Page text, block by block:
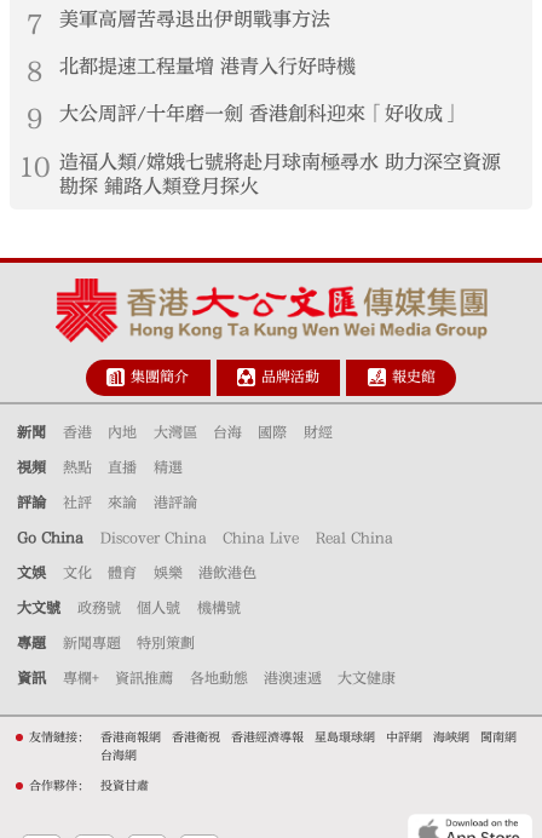
7 美軍高層苦尋退出伊朗戰事方法
8 北都提速工程量增 港青入行好時機
9 大公周評/十年磨一劍 香港創科迎來「好收成」
10 造福人類/嫦娥七號將赴月球南極尋水 助力深空資源
勘探 鋪路人類登月探火
集團簡介 品牌活動 報史館
新聞 香港 內地 大灣區 台海 國際 財經
視頻 熱點 直播 精選
評論 社評 來論 港評論
Go China Discover China China Live Real China
文娛 文化 體育 娛樂 港飲港色
大文號 政務號 個人號 機構號
專題 新聞專題 特別策劃
資訊 專欄+ 資訊推薦 各地動態 港澳速遞 大文健康
友情鏈接： 香港商報網 香港衛視 香港經濟導報 星島環球網 中評網 海峽網
閩南網
台海網
合作夥伴： 投資甘肅